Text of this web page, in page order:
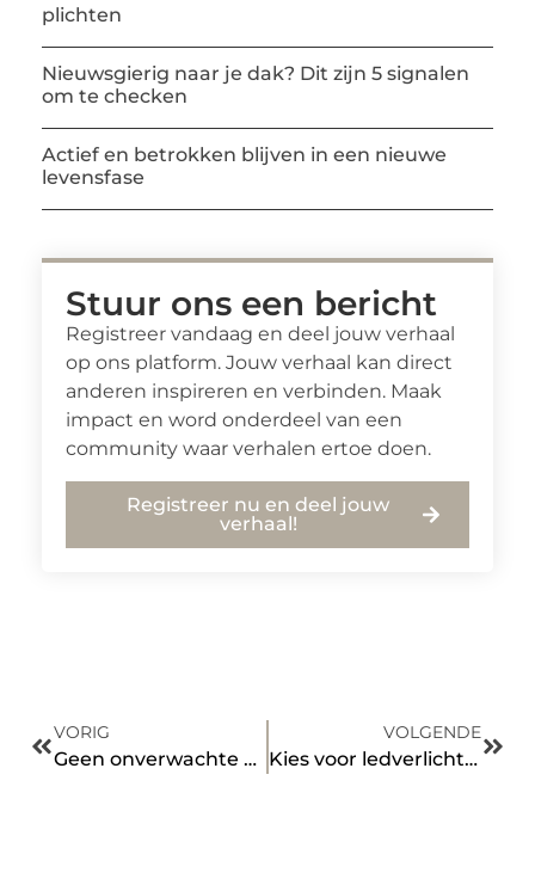
plichten
Nieuwsgierig naar je dak? Dit zijn 5 signalen
om te checken
Actief en betrokken blijven in een nieuwe
levensfase
Stuur ons een bericht
Registreer vandaag en deel jouw verhaal
op ons platform. Jouw verhaal kan direct
anderen inspireren en verbinden. Maak
impact en word onderdeel van een
community waar verhalen ertoe doen.
Registreer nu en deel jouw
verhaal!
VORIG
Geen onverwachte bouwkosten dankzij dit calculatiebureau
VOLGENDE
Kies voor ledverlichting van deze specialist